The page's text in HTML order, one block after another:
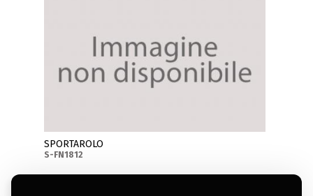
SPORTAROLO
S-FN1812